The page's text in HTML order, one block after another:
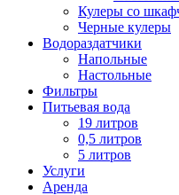
Кулеры со
Черные кулеры
Водораздатчики
Напольные
Настольные
Фильтры
Питьевая вода
19 литров
0,5 литров
5 литров
Услуги
Аренда